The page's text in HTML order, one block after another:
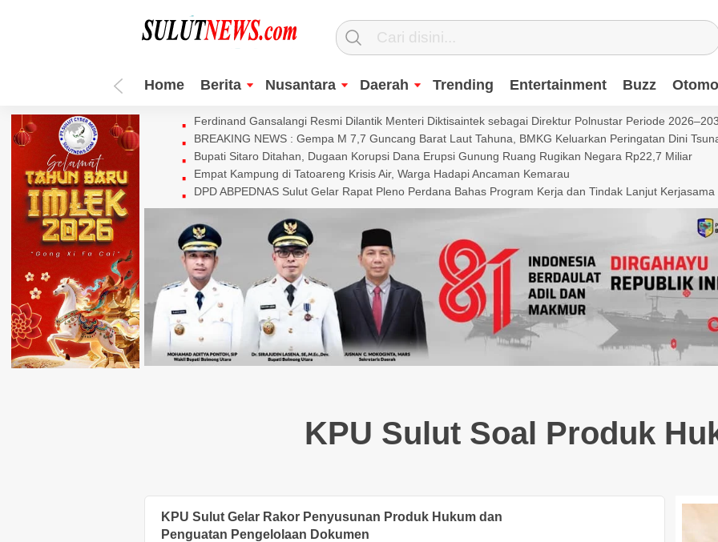
Home Berita Nusantara Daerah Trending Entertainment Buzz
Ferdinand Gansalangi Resmi Dilantik Menteri Diktisaintek sebagai Direktur Polnustar Periode
BREAKING NEWS : Gempa M 7,7 Guncang Barat Laut Tahuna, BMKG Keluarkan Peringatan Dini
Bupati Sitaro Ditahan, Dugaan Korupsi Dana Erupsi Gunung Ruang Rugikan Negara Rp22,7 Miliar
Empat Kampung di Tatoareng Krisis Air, Warga Hadapi Ancaman Kemarau
DPD ABPEDNAS Sulut Gelar Rapat Pleno Perdana Bahas Program Kerja dan Tindak Lanjut
KPU Sulut Soal Produk
KPU Sulut Gelar Rakor Penyusunan Produk Hukum dan
Penguatan Pengelolaan Dokumen